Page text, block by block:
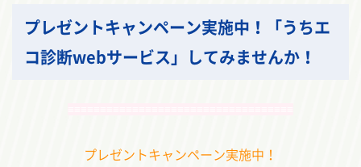
プレゼントキャンペーン実施中！「うちエ
コ診断webサービス」してみませんか！
プレゼントキャンペーン実施中！